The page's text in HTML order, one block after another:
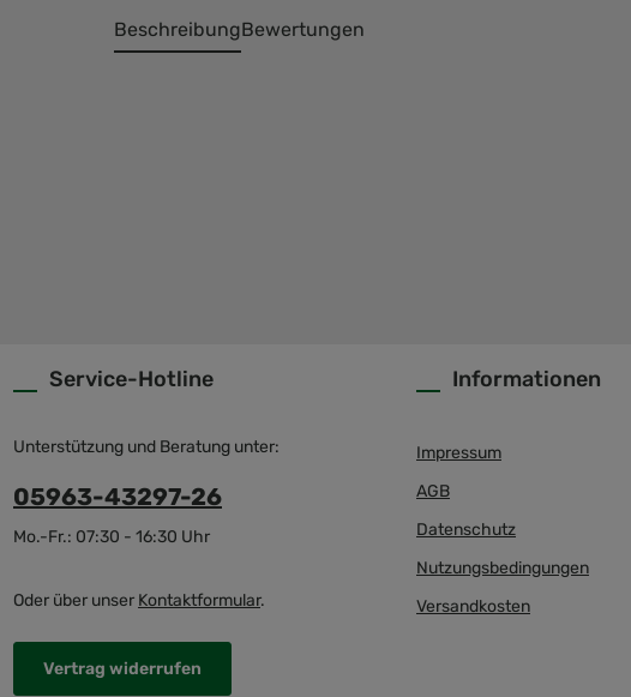
BeschreibungBewertungen
Service-Hotline
Unterstützung und Beratung unter:
05963-43297-26
Mo.-Fr.: 07:30 - 16:30 Uhr
Oder über unser Kontaktformular.
Vertrag widerrufen
Informationen
Impressum
AGB
Datenschutz
Nutzungsbedingungen
Versandkosten